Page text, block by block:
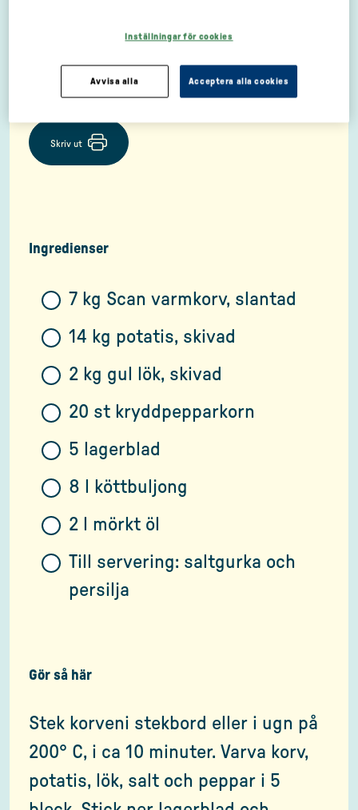
För 100 personer
Skriv ut
Ingredienser
7 kg Scan varmkorv, slantad
14 kg potatis, skivad
2 kg gul lök, skivad
20 st kryddpepparkorn
5 lagerblad
8 l köttbuljong
2 l mörkt öl
Till servering: saltgurka och
persilja
Gör så här
Stek korveni stekbord eller i ugn på
200° C, i ca 10 minuter. Varva korv,
potatis, lök, salt och peppar i 5
Inställningar för cookies
Avvisa alla Acceptera alla cookies